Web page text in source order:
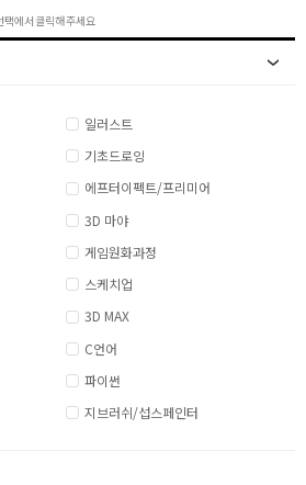
택에서 클릭해 주세요
일러스트
기초드로잉
에프터이펙트/프리미어
3D 마야
게임원화과정
스케치업
3D MAX
C언어
파이썬
지브러쉬/섭스페인터